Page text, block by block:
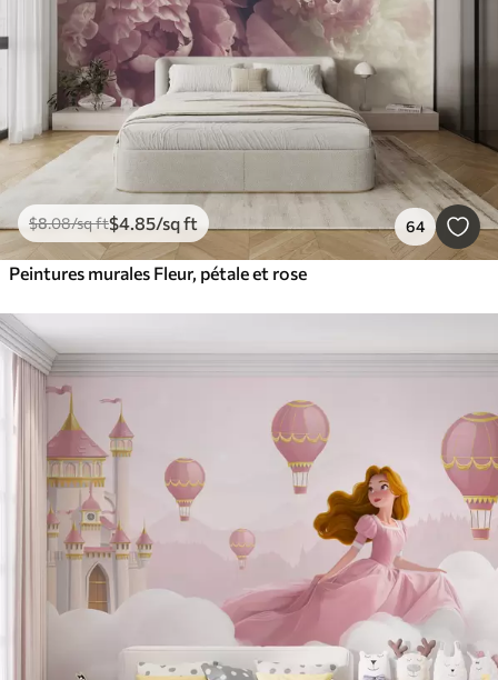
$8.08/sq ft$4.85/sq ft 64
Peintures murales Fleur, pétale et rose